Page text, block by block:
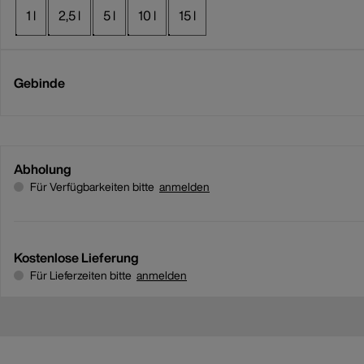
1 l
2,5 l 5 l 10 l 15 l
Gebinde
Abholung
Für Verfügbarkeiten bitte anmelden
Kostenlose Lieferung
Für Lieferzeiten bitte anmelden